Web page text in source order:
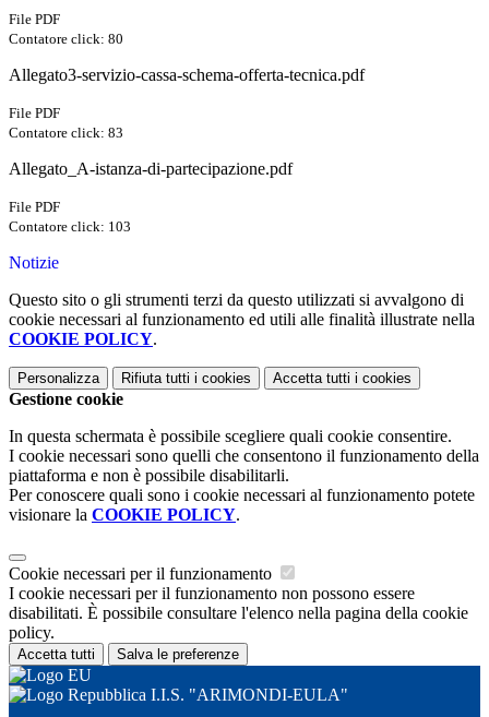
File PDF
Contatore click: 80
Allegato3-servizio-cassa-schema-offerta-tecnica.pdf
File PDF
Contatore click: 83
Allegato_A-istanza-di-partecipazione.pdf
File PDF
Contatore click: 103
Notizie
Questo sito o gli strumenti terzi da questo utilizzati si avvalgono di
cookie necessari al funzionamento ed utili alle finalità illustrate nella
COOKIE POLICY.
Personalizza Rifiuta tutti i cookies Accetta tutti i cookies
Gestione cookie
In questa schermata è possibile scegliere quali cookie consentire.
I cookie necessari sono quelli che consentono il funzionamento della
piattaforma e non è possibile disabilitarli.
Per conoscere quali sono i cookie necessari al funzionamento potete
visionare la COOKIE POLICY.
Cookie necessari per il funzionamento
I cookie necessari per il funzionamento non possono essere
disabilitati. È possibile consultare l'elenco nella pagina della cookie
policy.
Accetta tutti Salva le preferenze
I.I.S. "ARIMONDI-EULA"